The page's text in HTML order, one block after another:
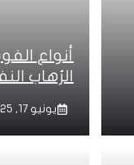
الرُهاب
يونيو 17, 2025